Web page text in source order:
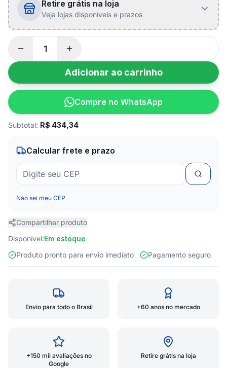
Retire grátis na loja
Veja lojas disponíveis e prazos
Adicionar ao carrinho
Compre no WhatsApp
Subtotal: R$ 434,34
Calcular frete e prazo
Não sei meu CEP
Compartilhar produto
Disponível:Em estoque
Produto pronto para envio imediato
Pagamento seguro
Envio para todo o Brasil +60 anos no mercado
+150 mil avaliações no
Google
Retire grátis na loja